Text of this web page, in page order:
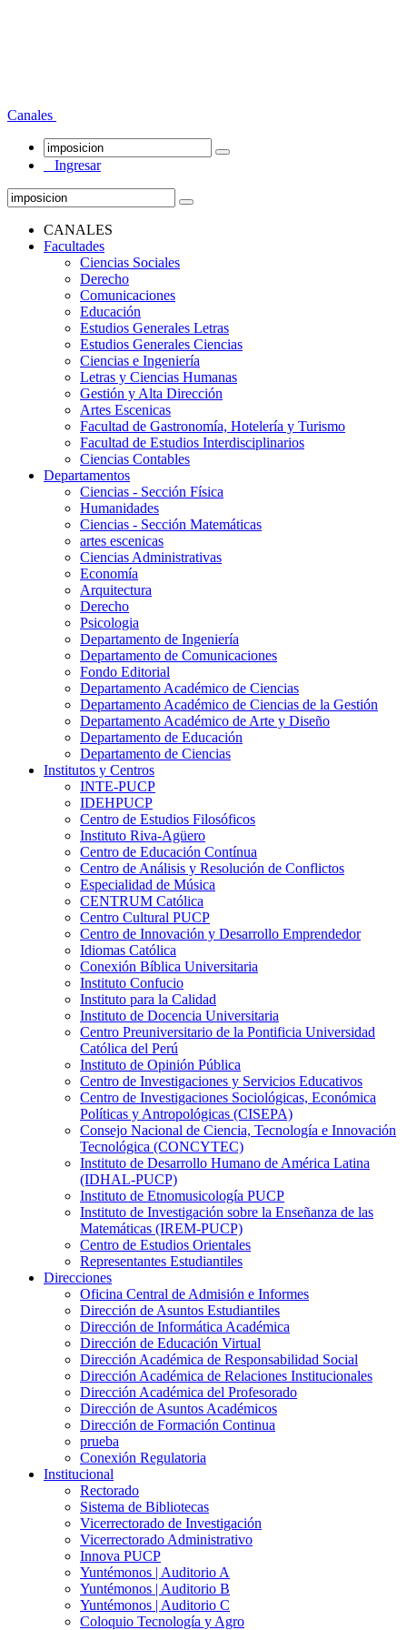
Canales
Ingresar
CANALES
Facultades
Ciencias Sociales
Derecho
Comunicaciones
Educación
Estudios Generales Letras
Estudios Generales Ciencias
Ciencias e Ingeniería
Letras y Ciencias Humanas
Gestión y Alta Dirección
Artes Escenicas
Facultad de Gastronomía, Hotelería y Turismo
Facultad de Estudios Interdisciplinarios
Ciencias Contables
Departamentos
Ciencias - Sección Física
Humanidades
Ciencias - Sección Matemáticas
artes escenicas
Ciencias Administrativas
Economía
Arquitectura
Derecho
Psicologia
Departamento de Ingeniería
Departamento de Comunicaciones
Fondo Editorial
Departamento Académico de Ciencias
Departamento Académico de Ciencias de la Gestión
Departamento Académico de Arte y Diseño
Departamento de Educación
Departamento de Ciencias
Institutos y Centros
INTE-PUCP
IDEHPUCP
Centro de Estudios Filosóficos
Instituto Riva-Agüero
Centro de Educación Contínua
Centro de Análisis y Resolución de Conflictos
Especialidad de Música
CENTRUM Católica
Centro Cultural PUCP
Centro de Innovación y Desarrollo Emprendedor
Idiomas Católica
Conexión Bíblica Universitaria
Instituto Confucio
Instituto para la Calidad
Instituto de Docencia Universitaria
Centro Preuniversitario de la Pontificia Universidad
Católica del Perú
Instituto de Opinión Pública
Centro de Investigaciones y Servicios Educativos
Centro de Investigaciones Sociológicas, Económica
Políticas y Antropológicas (CISEPA)
Consejo Nacional de Ciencia, Tecnología e Innovación
Tecnológica (CONCYTEC)
Instituto de Desarrollo Humano de América Latina
(IDHAL-PUCP)
Instituto de Etnomusicología PUCP
Instituto de Investigación sobre la Enseñanza de las
Matemáticas (IREM-PUCP)
Centro de Estudios Orientales
Representantes Estudiantiles
Direcciones
Oficina Central de Admisión e Informes
Dirección de Asuntos Estudiantiles
Dirección de Informática Académica
Dirección de Educación Virtual
Dirección Académica de Responsabilidad Social
Dirección Académica de Relaciones Institucionales
Dirección Académica del Profesorado
Dirección de Asuntos Académicos
Dirección de Formación Continua
prueba
Conexión Regulatoria
Institucional
Rectorado
Sistema de Bibliotecas
Vicerrectorado de Investigación
Vicerrectorado Administrativo
Innova PUCP
Yuntémonos | Auditorio A
Yuntémonos | Auditorio B
Yuntémonos | Auditorio C
Coloquio Tecnología y Agro